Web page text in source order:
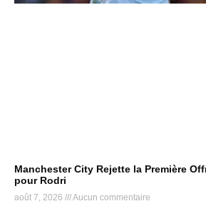
Manchester City Rejette la Première
pour Rodri
août 7, 2026 Aucun commentaire